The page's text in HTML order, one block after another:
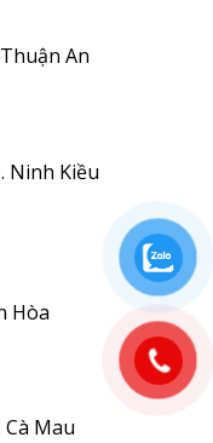
An
Ninh Kiều
Hòa
Mau